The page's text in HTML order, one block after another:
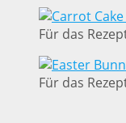
Für das
Für das